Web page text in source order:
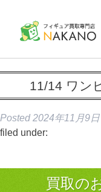
11/14 ワン
Posted 2024年11月9日
filed under:
買取の